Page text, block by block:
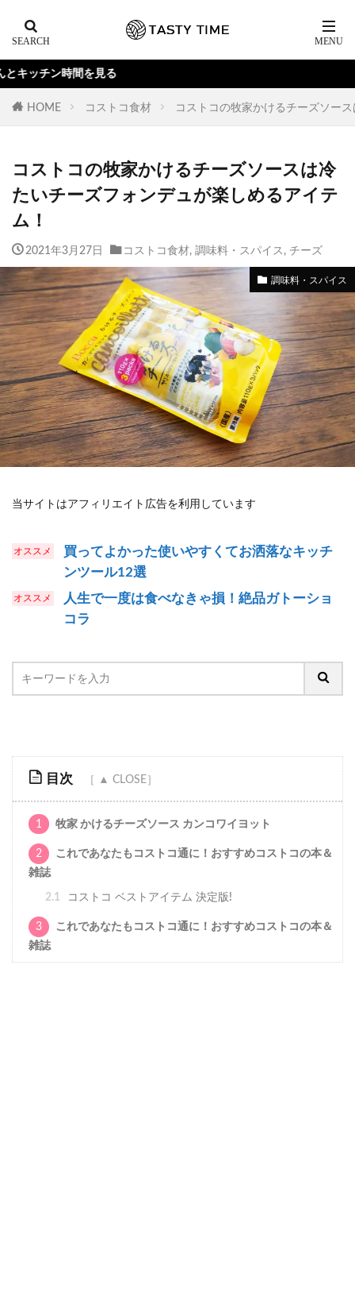
HOME コストコ食材 コストコの牧家かけるチーズソー
コストコの牧家かけるチーズソースは冷
たいチーズフォンデュが楽しめるアイテ
ム！
2021年3月27日 コストコ食材, 調味料・スパイス , チーズ
調味料・スパイス
当サイトはアフィリエイト広告を利用しています
買ってよかった使いやすくてお洒落なキッチ
ンツール12選
人生で一度は食べなきゃ損！絶品ガトーショ
コラ
目次
1 牧家 かけるチーズソース カンコワイヨット
2
これであなたもコストコ通に！おすすめコストコの本＆
雑誌
2.1 コストコ ベストアイテム 決定版!
3
これであなたもコストコ通に！おすすめコストコの本＆
雑誌